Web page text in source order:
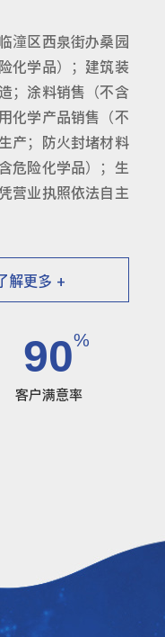
潼区西泉街办桑园
化学品）；建筑装
；涂料销售（不含
化学产品销售（不
产；防火封堵材料
危险化学品）；生
营业执照依法自主
解更多 +
90%
客户满意率